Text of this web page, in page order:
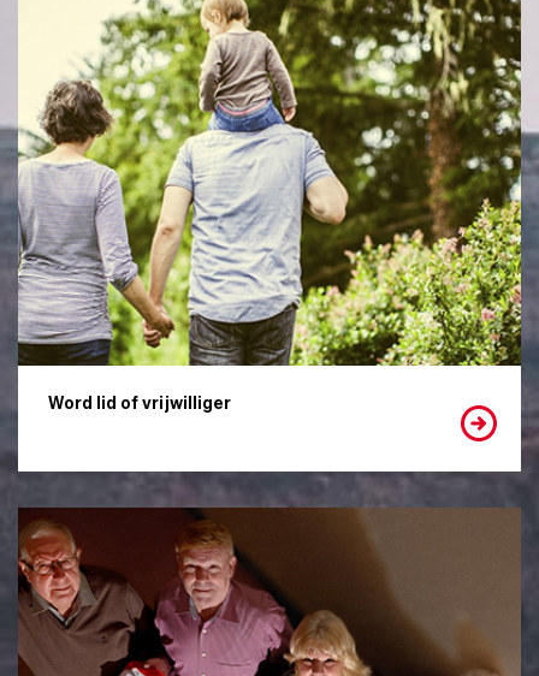
Word lid of vrijwilliger